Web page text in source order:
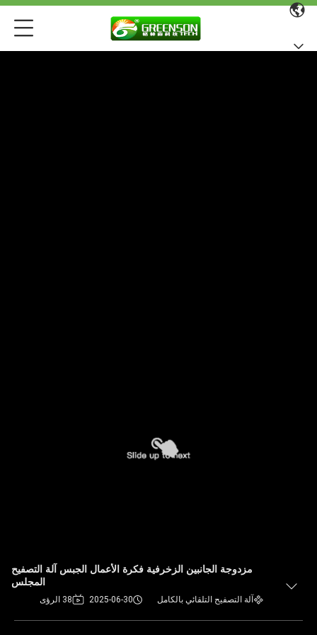
مزدوجة الجانبين الزخرفية فكرة الأعمال الجبس آلة التصفيح
المجلس
آلة التصفيح التلقائي بالكامل 2025-06-30 38 الرؤى